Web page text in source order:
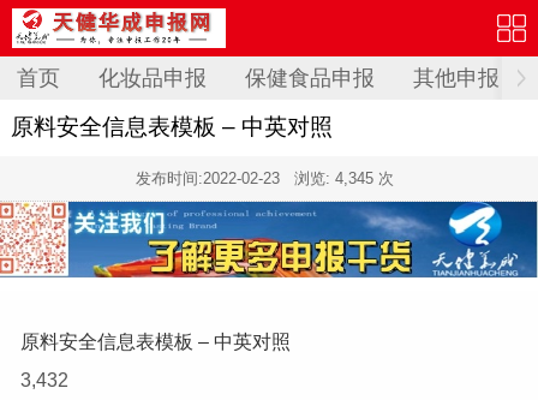
首页 化妆品申报 保健食品申报 其他申报
原料安全信息表模板 – 中英对照
发布时间:2022-02-23 浏览: 4,345 次
原料安全信息表模板 – 中英对照
3,432